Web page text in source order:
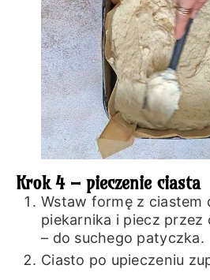
Krok 4 – pieczenie ciasta
Wstaw formę z ciastem
piekarnika i piecz przez
– do suchego patyczka.
Ciasto po upieczeniu